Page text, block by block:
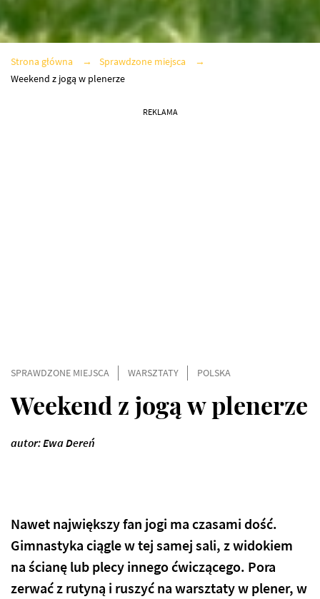
Strona główna
Sprawdzone miejsca
Weekend z jogą w plenerze
REKLAMA
SPRAWDZONE MIEJSCA WARSZTATY POLSKA
Weekend z jogą w plenerze
autor: Ewa Dereń
Nawet największy fan jogi ma czasami dość.
Gimnastyka ciągle w tej samej sali, z widokiem
na ścianę lub plecy innego ćwiczącego. Pora
zerwać z rutyną i ruszyć na warsztaty w plener, w